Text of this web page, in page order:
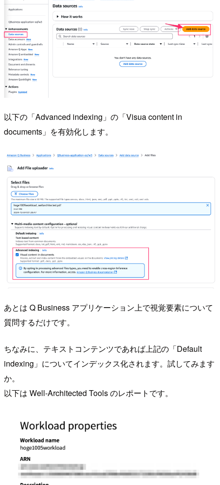
以下の「Advanced indexing」の「Visua content in
documents」を有効化します。
あとは Q Business アプリケーション上で視覚要素について
質問するだけです。
ちなみに、テキストコンテンツであれば上記の「Default
indexing」についてインデックス化されます。試してみます
か。
以下は Well-Architected Tools のレポートです。